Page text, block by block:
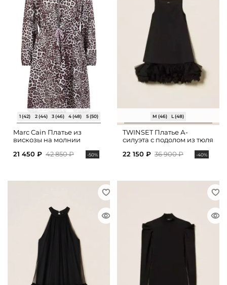
1 (42) 2 (44) 3 (46) 4 (48) 5 (50)
Marc Cain Платье из
вискозы на молнии
21 450 ₽ 42 850 ₽ -50%
M (46) L (48)
TWINSET Платье А-
силуэта с подолом из тюля
22 150 ₽ 36 900 ₽ -40%